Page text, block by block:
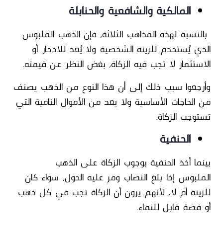
المالكية والشافعية والحنابلة
بالنسبة لهذه المذاهب الثلاثة، فإن الذهب الملبوس
الذي يُستخدم للزينة الشخصية ولا يُعد للادخار أو
الاستثمار لا تجب فيه الزكاة، بغض النظر عن قيمته.
وأرجعوا سبب ذلك إلى أن هذا النوع من الذهب يصنف
من الحاجات الأساسية ولا يعد من الأموال النامية التي
تستوجب الزكاة.
الحنفية
بينما أخذ الحنفية بوجوب الزكاة على الذهب
الملبوس إذا بلغ النصاب ومر عليه الحول، سواء كان
للزينة أم لا، لأنهم يرون أن الزكاة تجب في كل ذهب
أو فضة قابل للنماء.